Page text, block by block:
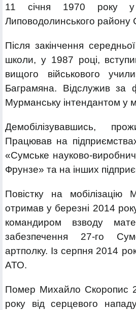
11 січня 1970 року у
Липоводолинського району
Після закінчення
школи, у 1987 році,
вищого військового
Баграмяна. Відслужив
Мурманську інтендантом у
Демобілізувавшись,
Працював на
«Сумське науково-
Фрунзе» та на інших
Повістку на мобілізацію
отримав у березні 2014
командиром взводу
забезпечення 27-го
артполку. Із серпня 2014
АТО.
Помер Михайло Скоропис
року від серцевого